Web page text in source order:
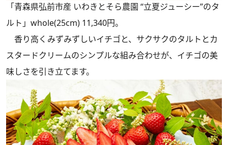
「青森県弘前市産 いわきとそら農園 “立夏ジューシー”のタ
ルト」whole(25cm) 11,340円。
香り高くみずみずしいイチゴと、サクサクのタルトとカ
スタードクリームのシンプルな組み合わせが、イチゴの美
味しさを引き立てます。